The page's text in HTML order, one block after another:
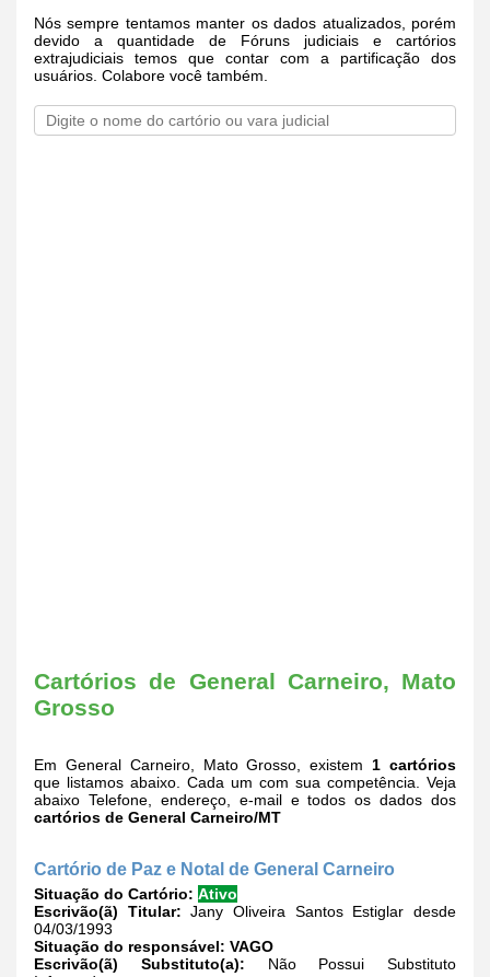
Nós sempre tentamos manter os dados atualizados, porém
devido a quantidade de Fóruns judiciais e cartórios
extrajudiciais temos que contar com a partificação dos
usuários. Colabore você também.
Cartórios de General Carneiro, Mato
Grosso
Em General Carneiro, Mato Grosso, existem 1 cartórios
que listamos abaixo. Cada um com sua competência. Veja
abaixo Telefone, endereço, e-mail e todos os dados dos
cartórios de General Carneiro/MT
Cartório de Paz e Notal de General Carneiro
Situação do Cartório: Ativo
Escrivão(ã) Titular: Jany Oliveira Santos Estiglar desde
04/03/1993
Situação do responsável: VAGO
Escrivão(ã) Substituto(a): Não Possui Substituto